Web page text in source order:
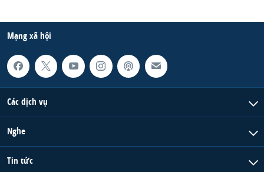
Mạng xã hội
Các dịch vụ
Nghe
Tin tức